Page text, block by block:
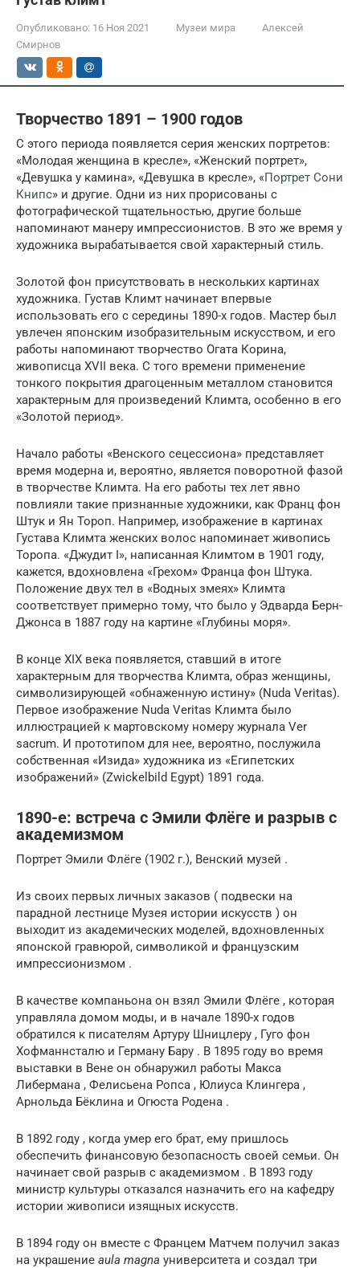
Опубликовано: 16 Ноя 2021 Музеи мира
Алексей
Смирнов
Творчество 1891 – 1900 годов
С этого периода появляется серия женских портретов:
«Молодая женщина в кресле», «Женский портрет»,
«Девушка у камина», «Девушка в кресле», «Портрет Сони
Книпс» и другие. Одни из них прорисованы с
фотографической тщательностью, другие больше
напоминают манеру импрессионистов. В это же время у
художника вырабатывается свой характерный стиль.
Золотой фон присутствовать в нескольких картинах
художника. Густав Климт начинает впервые
использовать его с середины 1890-х годов. Мастер был
увлечен японским изобразительным искусством, и его
работы напоминают творчество Огата Корина,
живописца XVII века. С того времени применение
тонкого покрытия драгоценным металлом становится
характерным для произведений Климта, особенно в его
«Золотой период».
Начало работы «Венского сецессиона» представляет
время модерна и, вероятно, является поворотной фазой
в творчестве Климта. На его работы тех лет явно
повлияли такие признанные художники, как Франц фон
Штук и Ян Тороп. Например, изображение в картинах
Густава Климта женских волос напоминает живопись
Торопа. «Джудит I», написанная Климтом в 1901 году,
кажется, вдохновлена «Грехом» Франца фон Штука.
Положение двух тел в «Водных змеях» Климта
соответствует примерно тому, что было у Эдварда Берн-
Джонса в 1887 году на картине «Глубины моря».
В конце XIX века появляется, ставший в итоге
характерным для творчества Климта, образ женщины,
символизирующей «обнаженную истину» (Nuda Veritas).
Первое изображение Nuda Veritas Климта было
иллюстрацией к мартовскому номеру журнала Ver
sacrum. И прототипом для нее, вероятно, послужила
собственная «Изида» художника из «Египетских
изображений» (Zwickelbild Egypt) 1891 года.
1890-е: встреча с Эмили Флёге и разрыв с
академизмом
Портрет Эмили Флёге (1902 г.), Венский музей .
Из своих первых личных заказов ( подвески на
парадной лестнице Музея истории искусств ) он
выходит из академических моделей, вдохновленных
японской гравюрой, символикой и французским
импрессионизмом .
В качестве компаньона он взял Эмили Флёге , которая
управляла домом моды, и в начале 1890-х годов
обратился к писателям Артуру Шницлеру , Гуго фон
Хофманнсталю и Герману Бару . В 1895 году во время
выставки в Вене он обнаружил работы Макса
Либермана , Фелисьена Ропса , Юлиуса Клингера ,
Арнольда Бёклина и Огюста Родена .
В 1892 году , когда умер его брат, ему пришлось
обеспечить финансовую безопасность своей семьи. Он
начинает свой разрыв с академизмом . В 1893 году
министр культуры отказался назначить его на кафедру
истории живописи изящных искусств.
В 1894 году он вместе с Францем Матчем получил заказ
на украшение aula magna университета и создал три